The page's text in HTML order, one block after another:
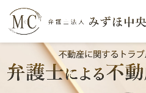
取扱分野
取扱分野